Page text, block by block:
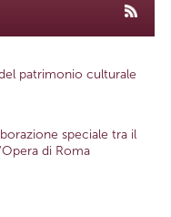
patrimonio culturale
speciale tra il
di Roma